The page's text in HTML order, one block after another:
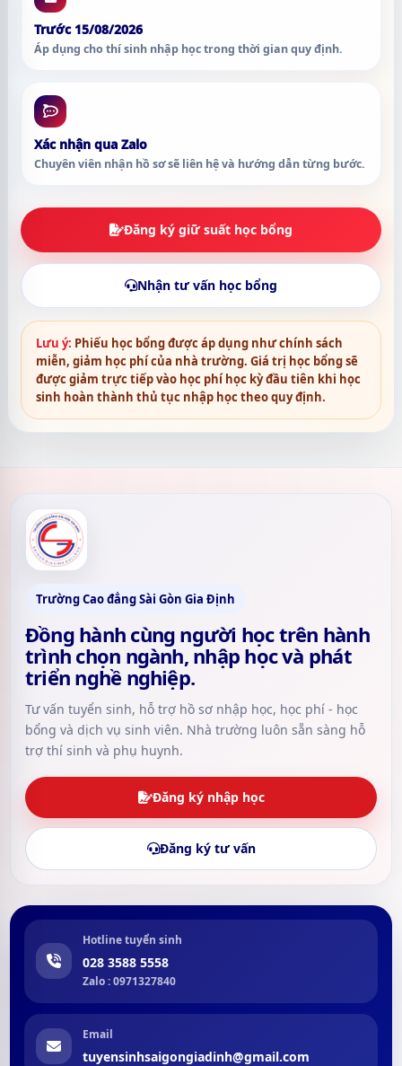
Trước 15/08/2026
Áp dụng cho thí sinh nhập học trong thời gian quy định.
Xác nhận qua Zalo
Chuyên viên nhận hồ sơ sẽ liên hệ và hướng dẫn từng bước.
Đăng ký giữ suất học bổng
Nhận tư vấn học bổng
Lưu ý: Phiếu học bổng được áp dụng như chính sách
miễn, giảm học phí của nhà trường. Giá trị học bổng sẽ
được giảm trực tiếp vào học phí học kỳ đầu tiên khi học
sinh hoàn thành thủ tục nhập học theo quy định.
Trường Cao đẳng Sài Gòn Gia Định
Đồng hành cùng người học trên hành
trình chọn ngành, nhập học và phát
triển nghề nghiệp.
Tư vấn tuyển sinh, hỗ trợ hồ sơ nhập học, học phí - học
bổng và dịch vụ sinh viên. Nhà trường luôn sẵn sàng hỗ
trợ thí sinh và phụ huynh.
Đăng ký nhập học
Đăng ký tư vấn
Hotline tuyển sinh
028 3588 5558
Zalo : 0971327840
Email
tuyensinhsaigongiadinh@gmail.com